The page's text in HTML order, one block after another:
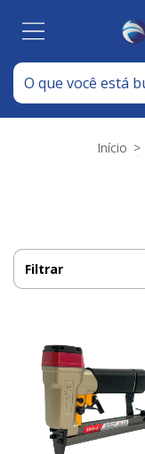
Início >
Filtrar